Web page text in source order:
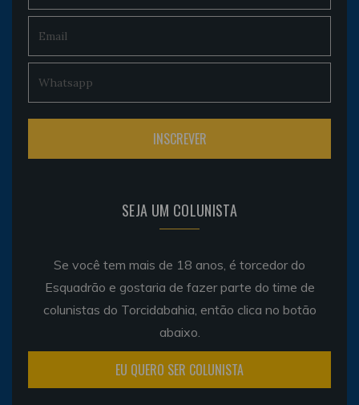
SEJA UM COLUNISTA
Se você tem mais de 18 anos, é torcedor do
Esquadrão e gostaria de fazer parte do time de
colunistas do Torcidabahia, então clica no botão
abaixo.
EU QUERO SER COLUNISTA